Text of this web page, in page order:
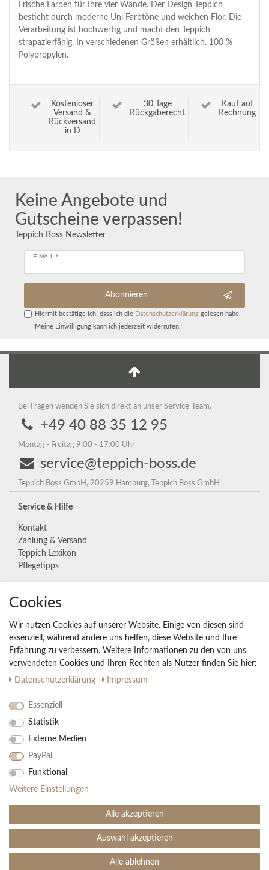
Frische Farben für Ihre vier Wände. Der Design Teppich
besticht durch moderne Uni Farbtöne und weichen Flor. Die
Verarbeitung ist hochwertig und macht den Teppich
strapazierfähig. In verschiedenen Größen erhältlich. 100 %
Polypropylen.
Kostenloser
Versand &
Rückversand
in D
30 Tage
Rückgaberecht
Kauf auf
Rechnung
Keine Angebote und
Gutscheine verpassen!
Teppich Boss Newsletter
E-MAIL *
Abonnieren
Hiermit bestätige ich, dass ich die Daten­schutz­erklärunggelesen habe.
Meine Einwilligung kann ich jederzeit widerrufen.
Bei Fragen wenden Sie sich direkt an unser Service-Team.
+49 40 88 35 12 95
Montag - Freitag 9:00 - 17:00 Uhr
service@teppich-boss.de
Teppich Boss GmbH, 20259 Hamburg, Teppich Boss GmbH
Service & Hilfe
Kontakt
Zahlung & Versand
Teppich Lexikon
Pflegetipps
Unternehmen
Widerrufs­recht
Vertrag widerrufen
Impressum
Daten­schutz­erklärung
AGB
Ihre Vorteile
30 Tage Rückgaberecht
Große Auswahl
Kauf auf Rechnung
Einfache Auftragsverfolgung
© Copyright 2026 | Alle Rechte vorbehalten. - Teppich Boss | Realisation
Cookies
Wir nutzen Cookies auf unserer Website. Einige von diesen sind
essenziell, während andere uns helfen, diese Website und Ihre
Erfahrung zu verbessern. Weitere Informationen zu den von uns
verwendeten Cookies und Ihren Rechten als Nutzer finden Sie hier:
Daten­schutz­erklärung
Impressum
Essenziell
Statistik
Externe Medien
PayPal
Funktional
Weitere Einstellungen
Alle akzeptieren
Auswahl akzeptieren
Alle ablehnen
SEHR GUT (4.99 / 5)
Bewertungen bei: ebay.de, amazon.de ⓘ